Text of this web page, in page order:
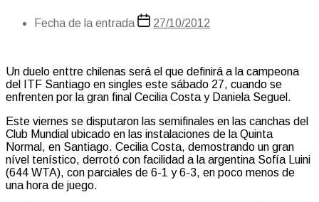
Fecha de la entrada 27/10/2012
Un duelo enttre chilenas será el que definirá a la campeona
del ITF Santiago en singles este sábado 27, cuando se
enfrenten por la gran final Cecilia Costa y Daniela Seguel.
Este viernes se disputaron las semifinales en las canchas del
Club Mundial ubicado en las instalaciones de la Quinta
Normal, en Santiago. Cecilia Costa, demostrando un gran
nível tenístico, derrotó con facilidad a la argentina Sofía Luini
(644 WTA), con parciales de 6-1 y 6-3, en poco menos de
una hora de juego.